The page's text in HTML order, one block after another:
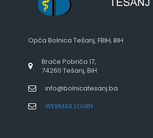
Opća Bolnica Tešanj, FBIH, BIH
Braće Pobrića 17,
74260 Tešanj, BiH
info@bolnicatesanj.ba
WEBMAIL LOGIN